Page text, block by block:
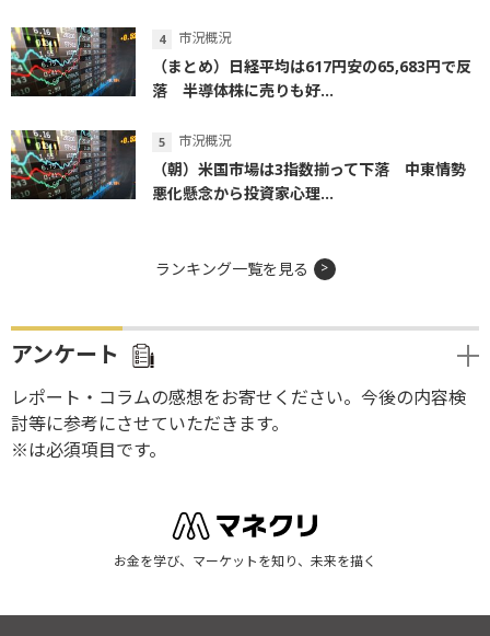
市況概況
（まとめ）日経平均は617円安の65,683円で反
落 半導体株に売りも好...
市況概況
（朝）米国市場は3指数揃って下落 中東情勢
悪化懸念から投資家心理...
ランキング一覧を見る
アンケート
レポート・コラムの感想をお寄せください。今後の内容検
討等に参考にさせていただきます。
※は必須項目です。
お金を学び、マーケットを知り、未来を描く